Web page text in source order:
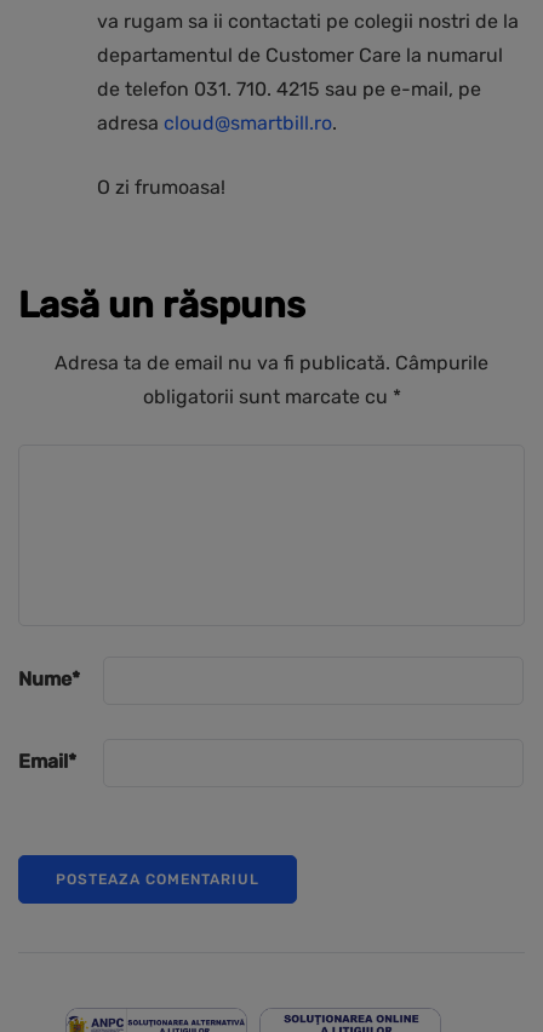
va rugam sa ii contactati pe colegii nostri de la
departamentul de Customer Care la numarul
de telefon 031. 710. 4215 sau pe e-mail, pe
adresa cloud@smartbill.ro.
O zi frumoasa!
Lasă un răspuns
Adresa ta de email nu va fi publicată. Câmpurile
obligatorii sunt marcate cu *
Nume*
Email *